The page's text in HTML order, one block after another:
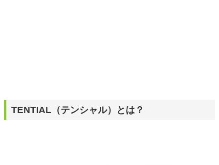
TENTIAL（テンシャル）とは？